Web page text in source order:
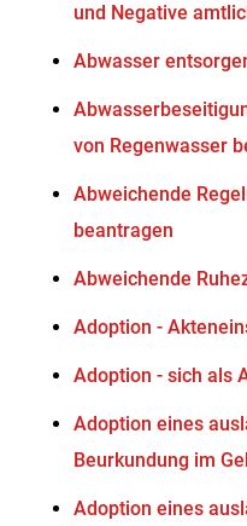
und Negative
Abwasser
von Regenwasser
Abweichende
beantragen
Abweichende
Adoption -
Adoption - sich als
Adoption eines
Beurkundung im
Adoption eines